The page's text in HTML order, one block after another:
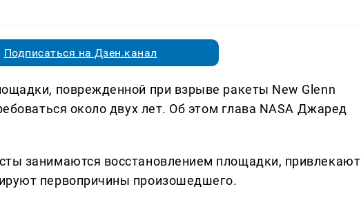
Подписаться на Дзен.канал
поврежденной при взрыве ракеты New Glenn
около двух лет. Об этом глава NASA Джаред
занимаются восстановлением площадки, привлекают
первопричины произошедшего.